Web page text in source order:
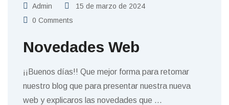
Admin
15 de marzo de 2024
0 Comments
Novedades Web
¡¡Buenos días!! Que mejor forma para retomar
nuestro blog que para presentar nuestra nueva
web y explicaros las novedades que …